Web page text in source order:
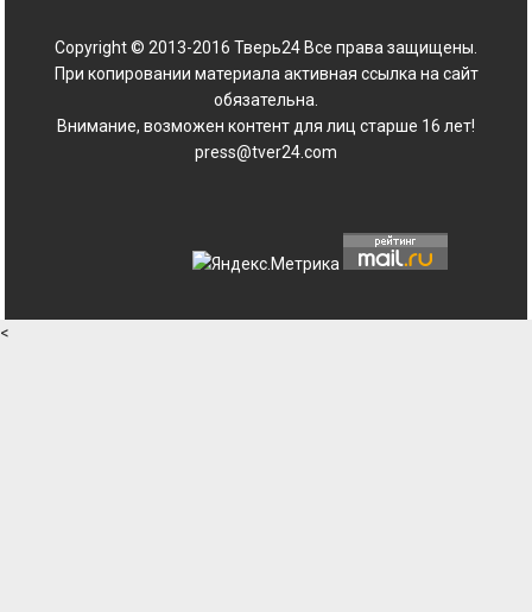
Copyright © 2013-2016 Тверь24 Все права защищены.
При копировании материала активная ссылка на сайт
обязательна.
Внимание, возможен контент для лиц старше 16 лет!
press@tver24.com
<